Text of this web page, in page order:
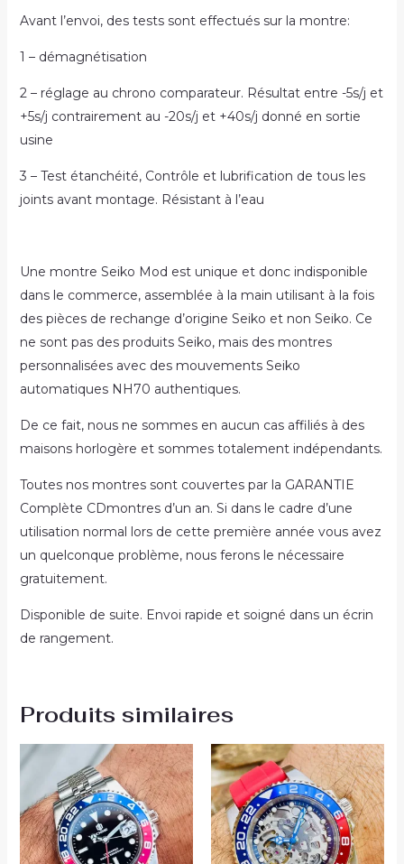
Avant l’envoi, des tests sont effectués sur la montre:
1 – démagnétisation
2 – réglage au chrono comparateur. Résultat entre -5s/j et
+5s/j contrairement au -20s/j et +40s/j donné en sortie
usine
3 – Test étanchéité, Contrôle et lubrification de tous les
joints avant montage. Résistant à l’eau
Une montre Seiko Mod est unique et donc indisponible
dans le commerce, assemblée à la main utilisant à la fois
des pièces de rechange d’origine Seiko et non Seiko. Ce
ne sont pas des produits Seiko, mais des montres
personnalisées avec des mouvements Seiko
automatiques NH70 authentiques.
De ce fait, nous ne sommes en aucun cas affiliés à des
maisons horlogère et sommes totalement indépendants.
Toutes nos montres sont couvertes par la GARANTIE
Complète CDmontres d’un an. Si dans le cadre d’une
utilisation normal lors de cette première année vous avez
un quelconque problème, nous ferons le nécessaire
gratuitement.
Disponible de suite. Envoi rapide et soigné dans un écrin
de rangement.
Produits similaires